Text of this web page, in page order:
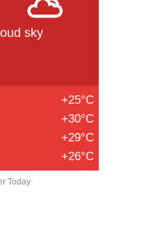
sky
+25°C
+30°C
+29°C
+26°C
Today